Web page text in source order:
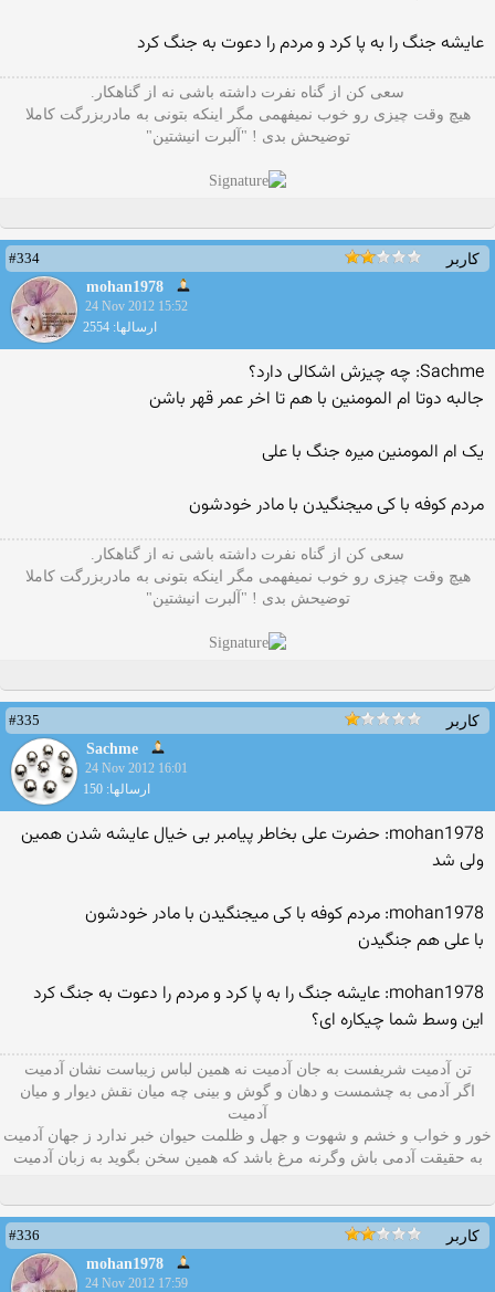
عایشه جنگ را به پا کرد و مردم را دعوت به جنگ کرد
سعی کن از گناه نفرت داشته باشی نه از گناهکار.
هیچ وقت چیزی رو خوب نمیفهمی مگر اینکه بتونی به مادربزرگت کاملا
توضیحش بدی ! "آلبرت انیشتین"
کاربر
#334
mohan1978
24 Nov 2012 15:52
ارسالها: 2554
Sachme: چه چیزش اشکالی دارد؟
جالبه دوتا ام المومنین با هم تا اخر عمر قهر باشن
یک ام المومنین میره جنگ با علی
مردم کوفه با کی میجنگیدن با مادر خودشون
سعی کن از گناه نفرت داشته باشی نه از گناهکار.
هیچ وقت چیزی رو خوب نمیفهمی مگر اینکه بتونی به مادربزرگت کاملا
توضیحش بدی ! "آلبرت انیشتین"
کاربر
#335
Sachme
24 Nov 2012 16:01
ارسالها: 150
mohan1978: حضرت علی بخاطر پیامبر بی خیال عایشه شدن همین
ولی شد
mohan1978: مردم کوفه با کی میجنگیدن با مادر خودشون
با علی هم جنگیدن
mohan1978: عایشه جنگ را به پا کرد و مردم را دعوت به جنگ کرد
این وسط شما چیکاره ای؟
تن آدمیت شریفست به جان آدمیت نه همین لباس زیباست نشان آدمیت
اگر آدمی به چشمست و دهان و گوش و بينی چه میان نقش دیوار و میان
آدمیت
خور و خواب و خشم و شهوت و جهل و ظلمت حیوان خبر ندارد ز جهان آدمیت
به حقیقت آدمی باش وگرنه مرغ باشد که همین سخن بگوید به زبان آدميت
کاربر
#336
mohan1978
24 Nov 2012 17:59